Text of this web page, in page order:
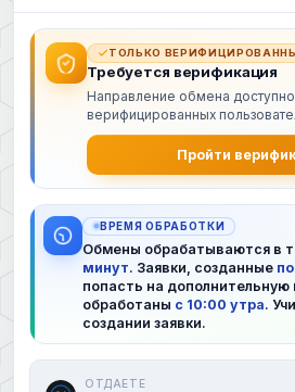
ТОЛЬКО
Требуется верификация
Направление обмена доступно
верифицированных
Пройти
ВРЕМЯ ОБРАБОТКИ
Обмены обрабатываются в
минут. Заявки, созданные
попасть на дополнительную
обработаны с 10:00 утра.
создании заявки.
ОТДАЕТЕ